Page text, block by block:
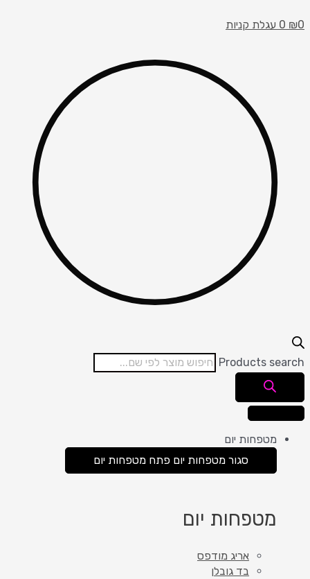
₪0
0 עגלת קניות
Products search
מטפחות יום
סגור מטפחות יום פתח מטפחות יום
מטפחות יום
אריג מודפס
בד גובלן